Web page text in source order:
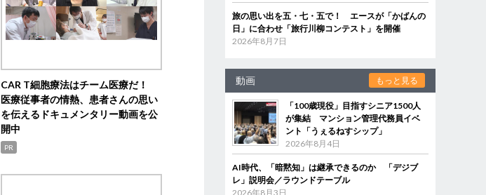
CAR T細胞療法はチーム医療だ！
医療従事者の情熱、患者さんの思い
を伝えるドキュメンタリー動画を公
開中
PR
旅の思い出を五・七・五で！ エースが「かばんの
日」に合わせ「旅行川柳コンテスト」を開催
2026年8月7日
動画 もっと見る
「100歳現役」目指すシニア1500人
が集結 マンション管理代務員イベ
ント「うぇるねすシップ」
2026年8月4日
AI時代、「暗黙知」は継承できるのか 「デジブ
レ」説明会／ラウンドテーブル
2026年8月3日